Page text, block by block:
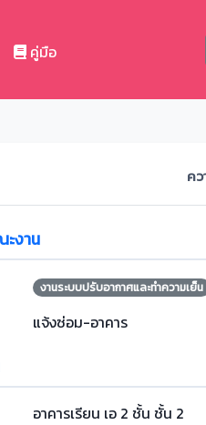
คู่มือ
คว
ะงาน
งานระบบปรับอากาศและทำความเย็น
แจ้งซ่อม-อาคาร
อาคารเรียน เอ 2 ชั้น ชั้น 2